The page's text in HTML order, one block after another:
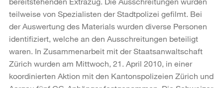
teilweise von Spezialisten der Stadtpolizei gefilmt. Bei
der Auswertung des Materials wurden diverse Personen
identifiziert, welche an den Ausschreitungen beteiligt
waren. In Zusammenarbeit mit der Staatsanwaltschaft
Zürich wurden am Mittwoch, 21. April 2010, in einer
koordinierten Aktion mit den Kantonspolizeien Zürich und